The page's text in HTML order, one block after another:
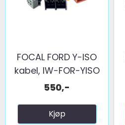
FOCAL FORD Y-ISO
kabel, IW-FOR-YISO
550,-
Kjøp